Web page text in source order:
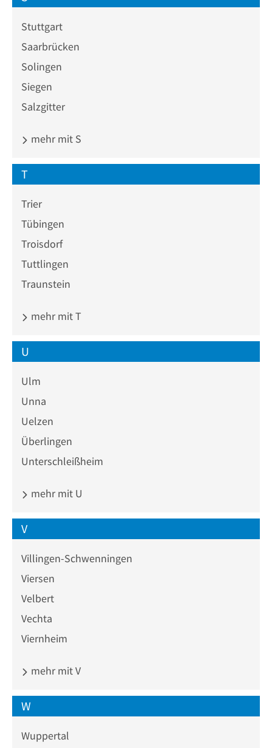
Stuttgart
Saarbrücken
Solingen
Siegen
Salzgitter
mehr mit S
T
Trier
Tübingen
Troisdorf
Tuttlingen
Traunstein
mehr mit T
U
Ulm
Unna
Uelzen
Überlingen
Unterschleißheim
mehr mit U
V
Villingen-Schwenningen
Viersen
Velbert
Vechta
Viernheim
mehr mit V
W
Wuppertal